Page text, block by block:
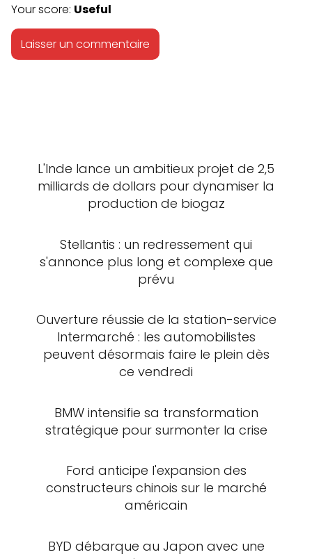
Your score: Useful
L'Inde lance un ambitieux projet de 2,5
milliards de dollars pour dynamiser la
production de biogaz
Stellantis : un redressement qui
s'annonce plus long et complexe que
prévu
Ouverture réussie de la station-service
Intermarché : les automobilistes
peuvent désormais faire le plein dès
ce vendredi
BMW intensifie sa transformation
stratégique pour surmonter la crise
Ford anticipe l'expansion des
constructeurs chinois sur le marché
américain
BYD débarque au Japon avec une